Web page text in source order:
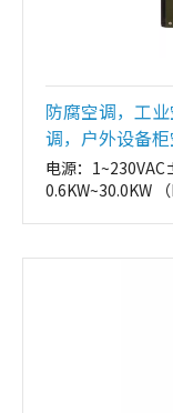
防腐空调，工
调，户外设备
电源：
0.6KW~30.0KW